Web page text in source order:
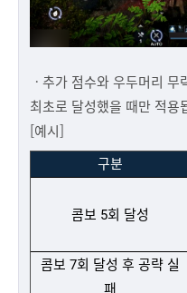
ㆍ추가 점수와 우두머리
최초로 달성했을 때만 적용
[예시]
구분
콤보 5회 달성
콤보 7회 달성 후 공략 실
패